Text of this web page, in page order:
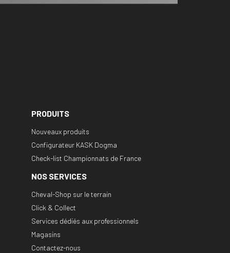
PRODUITS
Nouveaux produits
Configurateur KASK Dogma
Check-list Championnats de France
NOS SERVICES
Cheval-Shop sur le terrain
Click & Collect
Services dédiés aux professionnels
Magasins
Contactez-nous